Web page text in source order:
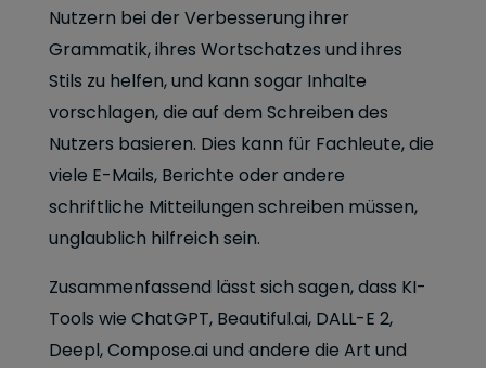
Nutzern bei der Verbesserung ihrer
Grammatik, ihres Wortschatzes und ihres
Stils zu helfen, und kann sogar Inhalte
vorschlagen, die auf dem Schreiben des
Nutzers basieren. Dies kann für Fachleute, die
viele E-Mails, Berichte oder andere
schriftliche Mitteilungen schreiben müssen,
unglaublich hilfreich sein.
Zusammenfassend lässt sich sagen, dass KI-
Tools wie ChatGPT, Beautiful.ai, DALL-E 2,
Deepl, Compose.ai und andere die Art und